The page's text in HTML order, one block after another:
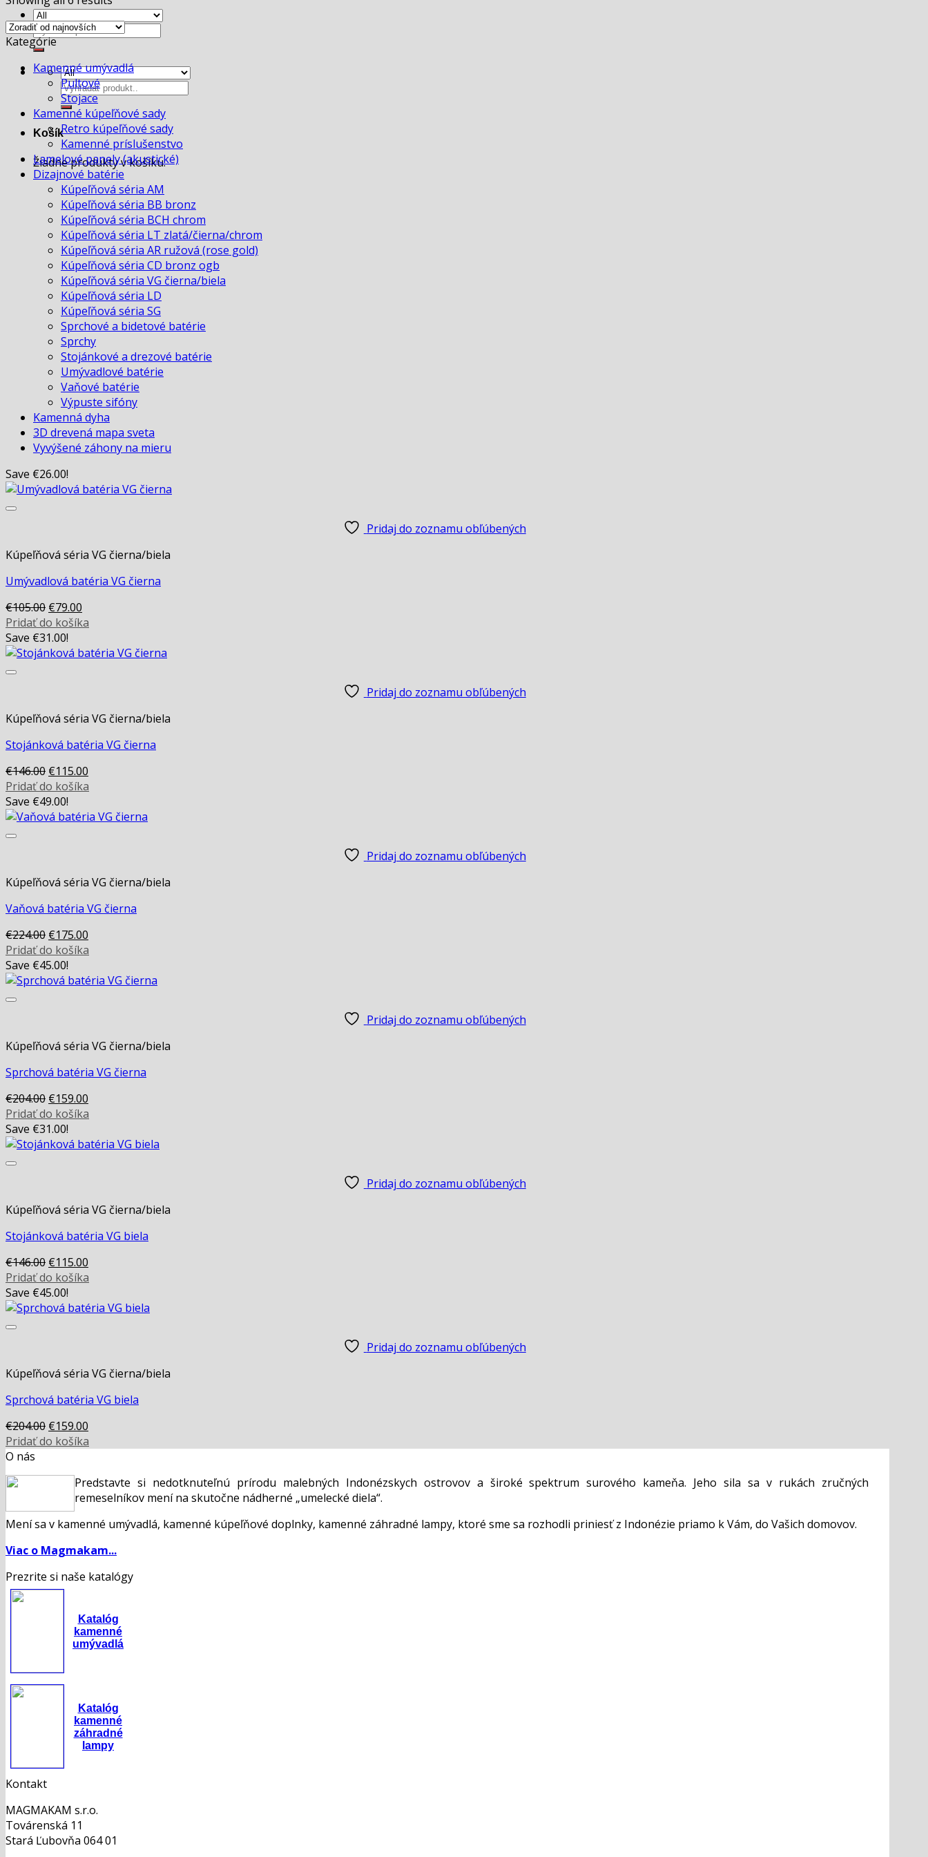
Hľadať:
Hľadať:
Košík
Žiadne produkty v košíku.
Kategórie
Kamenné umývadlá
Pultové
Stojace
Kamenné kúpeľňové sady
Retro kúpeľňové sady
Kamenné príslušenstvo
Lamelové panely (akustické)
Dizajnové batérie
Kúpeľňová séria AM
Kúpeľňová séria BB bronz
Kúpeľňová séria BCH chrom
Kúpeľňová séria LT zlatá/čierna/chrom
Kúpeľňová séria AR ružová (rose gold)
Kúpeľňová séria CD bronz ogb
Kúpeľňová séria VG čierna/biela
Kúpeľňová séria LD
Kúpeľňová séria SG
Sprchové a bidetové batérie
Sprchy
Stojánkové a drezové batérie
Umývadlové batérie
Vaňové batérie
Výpuste sifóny
Kamenná dyha
3D drevená mapa sveta
Vyvýšené záhony na mieru
Save €26.00!
Pridaj do zoznamu obľúbených
Kúpeľňová séria VG čierna/biela
Umývadlová batéria VG čierna
€105.00 Original
price
was:
€105.00.
€79.00
price
€79.00.
Pridať do košíka
Save €31.00!
Pridaj do zoznamu obľúbených
Kúpeľňová séria VG čierna/biela
Stojánková batéria VG čierna
€146.00 Original
price
was:
€146.00.
€115.00
price
€115.00.
Pridať do košíka
Save €49.00!
Pridaj do zoznamu obľúbených
Kúpeľňová séria VG čierna/biela
Vaňová batéria VG čierna
€224.00 Original
price
was:
€224.00.
€175.00
price
€175.00.
Pridať do košíka
Save €45.00!
Pridaj do zoznamu obľúbených
Kúpeľňová séria VG čierna/biela
Sprchová batéria VG čierna
€204.00 Original
price
was:
€204.00.
€159.00
price
€159.00.
Pridať do košíka
Save €31.00!
Pridaj do zoznamu obľúbených
Kúpeľňová séria VG čierna/biela
Stojánková batéria VG biela
€146.00 Original
price
was:
€146.00.
€115.00
price
€115.00.
Pridať do košíka
Save €45.00!
Pridaj do zoznamu obľúbených
Kúpeľňová séria VG čierna/biela
Sprchová batéria VG biela
€204.00 Original
price
€159.00
price
Pridať do košíka
O nás
Predstavte si nedotknuteľnú prírodu malebných Indonézskych ostrovov a široké spektrum surového kameňa. Jeho sila sa v rukách zručných
remeselníkov mení na skutočne nádherné „umelecké diela“.
Mení sa v kamenné umývadlá, kamenné kúpeľňové doplnky, kamenné záhradné lampy, ktoré sme sa rozhodli priniesť z Indonézie priamo k Vám, do Vašich domovov.
Viac o Magmakam...
Prezrite si naše katalógy
Katalóg
kamenné
umývadlá
Katalóg
kamenné
záhradné
lampy
Kontakt
MAGMAKAM s.r.o.
Továrenská 11
Stará Ľubovňa 064 01